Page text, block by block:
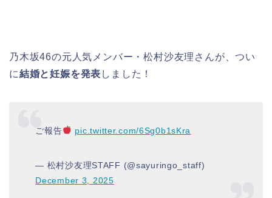
乃木坂46の元人気メンバー・松村沙友理さんが、つい
に結婚と妊娠を発表 しました！
ご報告 pic.twitter.com/6Sg0b1sKra
— 松村沙友理STAFF (@sayuringo_staff)
December 3, 2025